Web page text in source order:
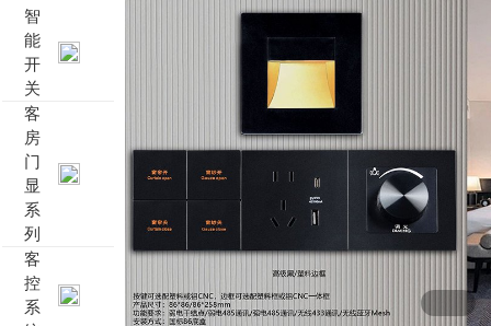
雅典系列智能开关
轻典系列智能开关
怡典系列智能开关
智典系列智能开关
标准86门显
标准带房号门显
非标定制门显
客控系统方案1
客控系统方案2
客控系统方案3
智能家居系列
电动窗帘
无线开关插座
特色产品
壁龛式插卡取电
买大小球网页版-买大小球（中国）
智
能
开
关
客
房
门
显
系
列
客
控
系